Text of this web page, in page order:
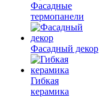
Фасадные
термопанели
Фасадный декор
Гибкая
керамика